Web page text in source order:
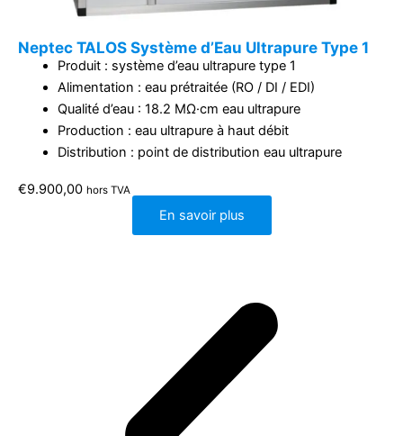
Neptec TALOS Système d’Eau Ultrapure Type 1
Produit : système d’eau ultrapure type 1
Alimentation : eau prétraitée (RO / DI / EDI)
Qualité d’eau : 18.2 MΩ·cm eau ultrapure
Production : eau ultrapure à haut débit
Distribution : point de distribution eau ultrapure
€9.900,00 hors TVA
En savoir plus